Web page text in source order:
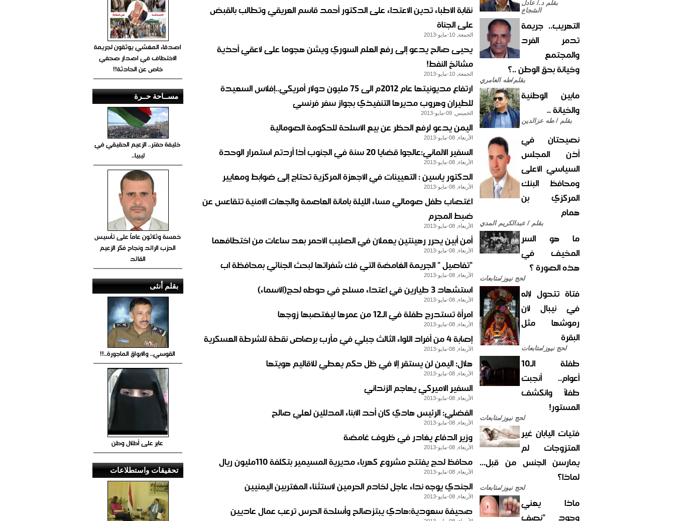
بقلم د./ عادل
الشجاع
التهريب.. جريمة
تدمر الفرد
والمجتمع
وخيانة بحق الوطن ..؟
بقلم/طه العامري
مابين الوطنية
والخيانة ..
بقلم / طه عزالدين
نصيحتان في
أذن المجلس
السياسي الأعلى
ومحافظ البنك
المركزي بن
همام
بقلم / عبدالكريم المدي
ما هو السر
المخيف في
هذه الصورة ؟
لحج نيوز/متابعات
فتاة تتحول لإله
في نيبال لأن
رموشها مثل
البقرة
لحج نيوز/متابعات
طفلة الـ10
أعوام.. أنجبت
طفلاً وانكشف
المستور!
لحج نيوز/متابعات
فتيات اليابان غير
المتزوجات لم
يمارسن الجنس من قبل...
لماذا؟
لحج نيوز/متابعات
ماذا يعني
وجود "نصف
نقابة الأطباء تدين الاعتداء على الدكتور أحمد قاسم العريقي وتطالب بالقبض
على الجناة
الجمعة, 10-مايو-2013
يحيى صالح يدعو إلى رفع العلم السوري ويشن هجوما على لاعقي أحذية
مشائخ النفط!
الجمعة, 10-مايو-2013
ارتفاع مديونيتها عام 2012م الى 75 مليون دولار أمريكي..إفلاس السعيدة
للطيران وهروب مديرها التنفيذي بجواز سفر فرنسي
الخميس, 09-مايو-2013
اليمن يدعو لرفع الحظر عن بيع الأسلحة للحكومة الصومالية
الأربعاء, 08-مايو-2013
السفير الألماني:عالجوا قضايا 20 سنة في الجنوب أذا أردتم استمرار الوحدة
الأربعاء, 08-مايو-2013
الدكتور ياسين : التعيينات في الأجهزة المركزية تحتاج إلى ضوابط ومعايير
الأربعاء, 08-مايو-2013
اغتصاب طفل صومالي مساء الليلة بامانة العاصمة والجهات الامنية تتقاعس عن
ضبط المجرم
الأربعاء, 08-مايو-2013
أمن أبين يحرر رهينتين يعملان في الصليب الأحمر بعد ساعات من اختطافهما
الأربعاء, 08-مايو-2013
"تفاصيل " الجريمة الغامضة التي فك شفراتها لبحث الجنائي بمحافظة اب
الأربعاء, 08-مايو-2013
استشهاد 3 طيارين في اعتداء مسلح في حوطه لحج(الأسماء)
الأربعاء, 08-مايو-2013
امرأة تستدرج طفلة في الـ12 من عمرها ليغتصبها زوجها
الأربعاء, 08-مايو-2013
إصابة 4 من أفراد اللواء الثالث جبلي في مأرب برصاص نقطة للشرطة العسكرية
الأربعاء, 08-مايو-2013
هلال: اليمن لن يستقر إلا في ظل حكم يعطي للأقاليم هويتها
الأربعاء, 08-مايو-2013
السفير الاميركي يهاجم الزنداني
الأربعاء, 08-مايو-2013
الفضلي: الرئيس هادي كان أحد الأبناء المدللين لعلي صالح
الأربعاء, 08-مايو-2013
وزير الدفاع يغادر في ظروف غامضة
الأربعاء, 08-مايو-2013
محافظ لحج يفتتح مشروع كهرباء مديرية المسيمير بتكلفة 110مليون ريال
الأربعاء, 08-مايو-2013
الجندي يوجه نداء عاجل لخادم الحرمين لاستثناء المغتربين اليمنيين
الأربعاء, 08-مايو-2013
صحيفة سعودية:هادي يبتزصالح وأسلحة الحرس ترعب عمال عاديين
اصدقاء المغشي يوثقون لجريمة
الاختطاف في اصدار صحفي
خاص عن الحادثة!!
مســاحة حــرة
خليفة حفتر.. الزعيم الحقيقي في
ليبيا..
خمسة وثلاثون عاماً على تأسيس
الحزب الرائد ونجاح فكر الزعيم
القائد
بقلم أنثى
القوسي.. والابواق الماجورة..!!
عابر على أطلال وطن
تحقيقات واستطلاعات